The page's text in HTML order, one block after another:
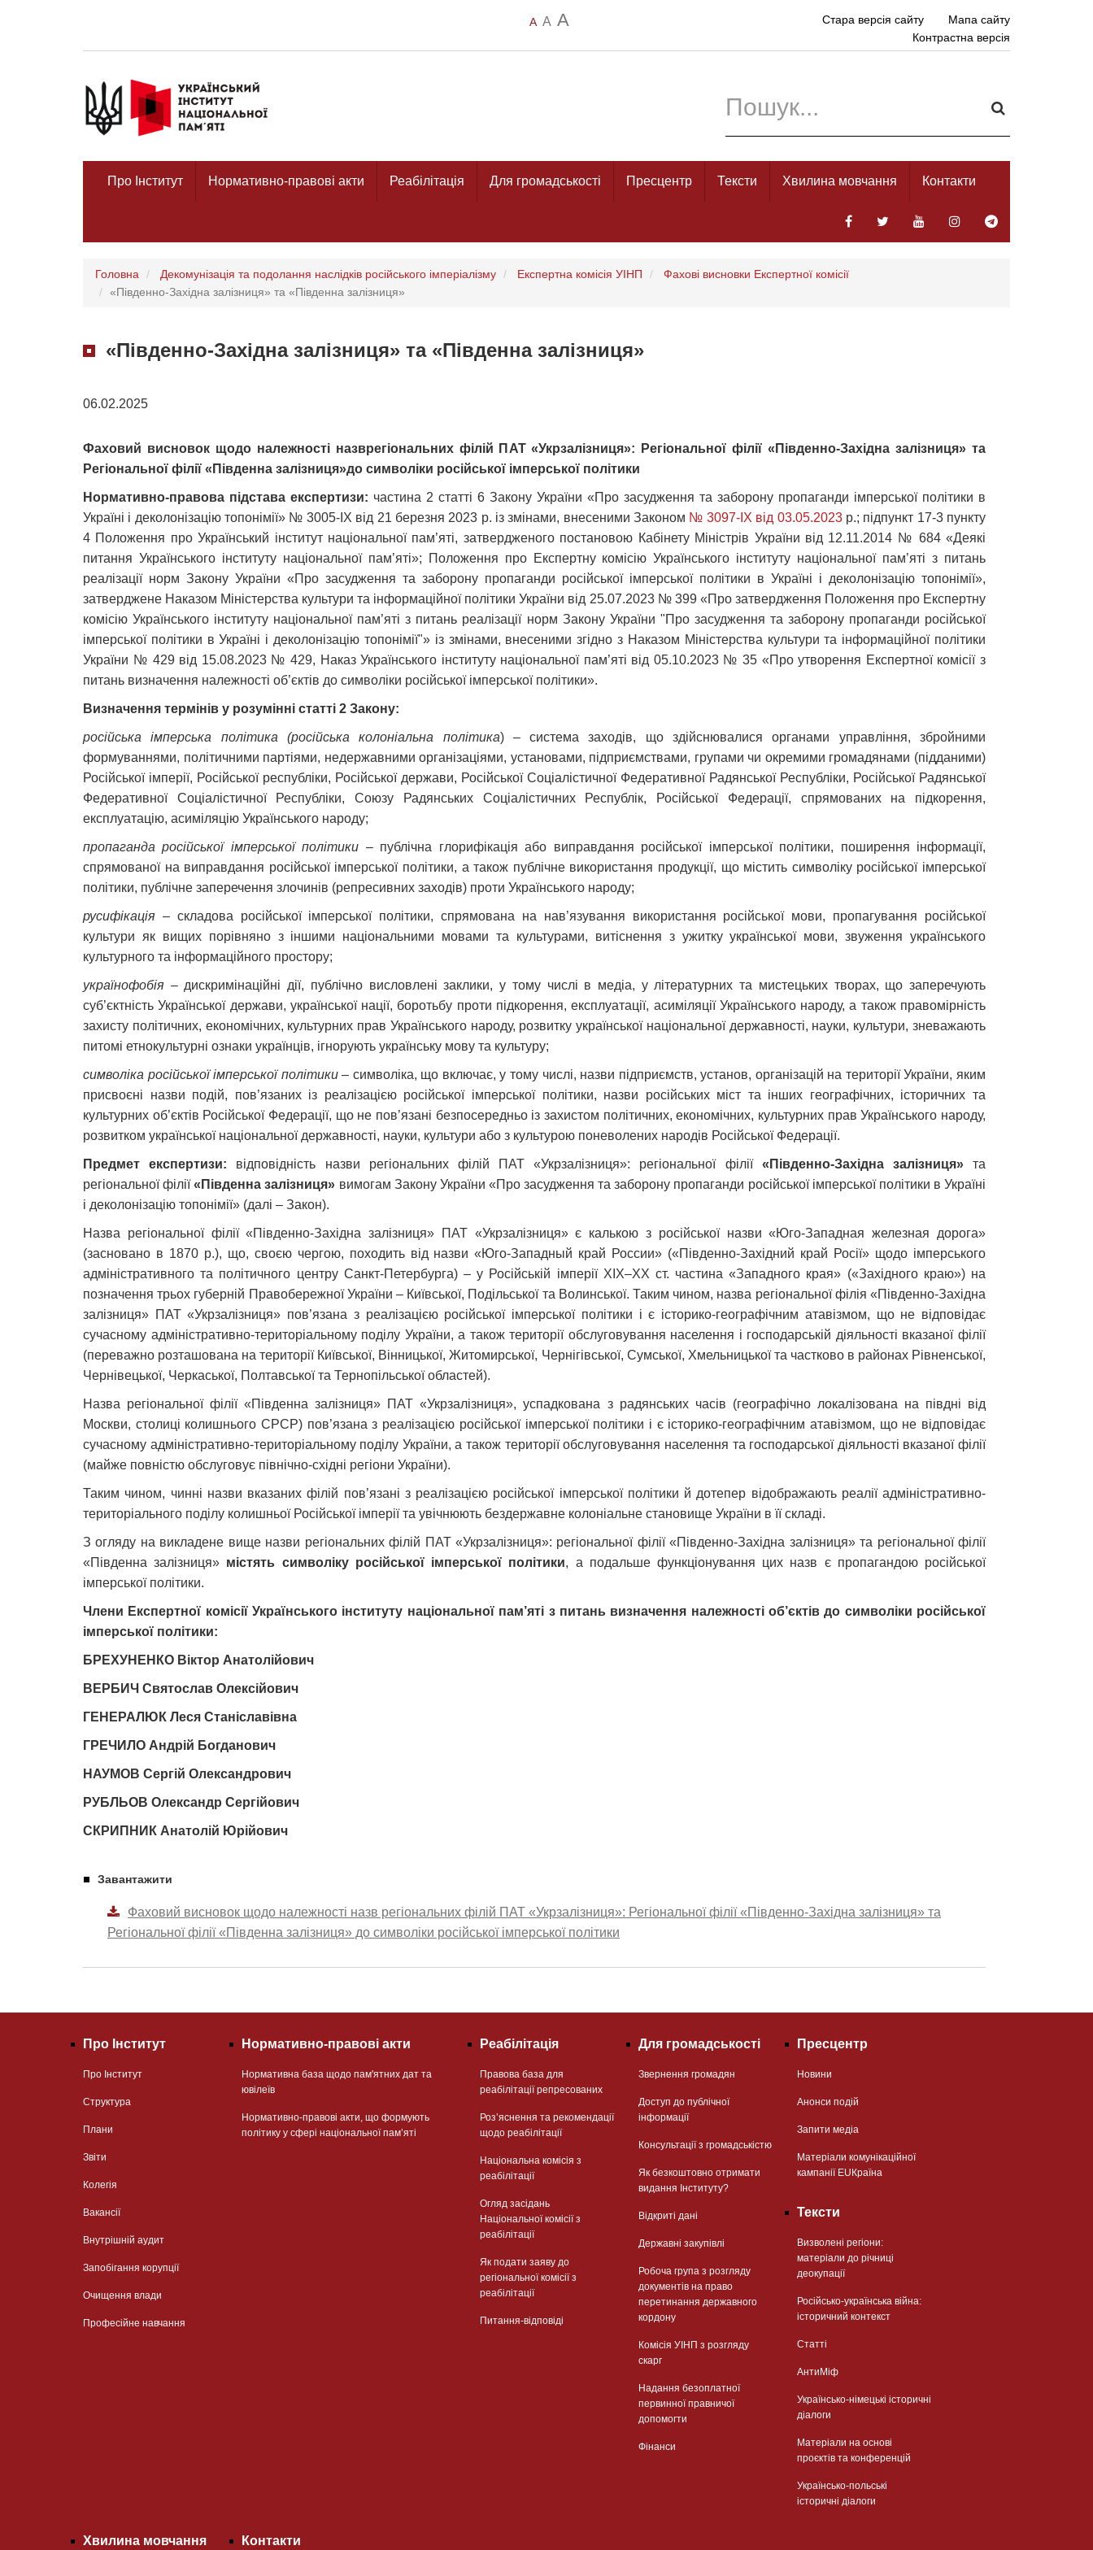
A A A Стара версія сайту
Мапа сайту
Контрастна версія
Про Інститут Нормативно-правові акти Реабілітація Для громадськості Пресцентр Тексти Хвилина мовчання Контакти
Головна Декомунізація та подолання наслідків російського імперіалізму Експертна комісія УІНП
Фахові висновки Експертної комісії
«Південно-Західна залізниця» та «Південна залізниця»
«Південно-Західна залізниця» та «Південна залізниця»
06.02.2025
Фаховий висновок щодо належності назврегіональних філій ПАТ «Укрзалізниця»: Регіональної філії «Південно-Західна залізниця» та
Регіональної філії «Південна залізниця»до символіки російської імперської політики
Нормативно-правова підстава експертизи: частина 2 статті 6 Закону України «Про засудження та заборону пропаганди імперської політики в
Україні і деколонізацію топонімії» № 3005-ІХ від 21 березня 2023 р. із змінами, внесеними Законом № 3097-IX від 03.05.2023р.; підпункт 17-3 пункту
4 Положення про Український інститут національної пам’яті, затвердженого постановою Кабінету Міністрів України від 12.11.2014 № 684 «Деякі
питання Українського інституту національної пам’яті»; Положення про Експертну комісію Українського інституту національної пам’яті з питань
реалізації норм Закону України «Про засудження та заборону пропаганди російської імперської політики в Україні і деколонізацію топонімії»,
затверджене Наказом Міністерства культури та інформаційної політики України від 25.07.2023 № 399 «Про затвердження Положення про Експертну
комісію Українського інституту національної пам’яті з питань реалізації норм Закону України "Про засудження та заборону пропаганди російської
імперської політики в Україні і деколонізацію топонімії"» із змінами, внесеними згідно з Наказом Міністерства культури та інформаційної політики
України № 429 від 15.08.2023 № 429, Наказ Українського інституту національної пам’яті від 05.10.2023 № 35 «Про утворення Експертної комісії з
питань визначення належності об’єктів до символіки російської імперської політики».
Визначення термінів у розумінні статті 2 Закону:
російська імперська політика (російська колоніальна політика) – система заходів, що здійснювалися органами управління, збройними
формуваннями, політичними партіями, недержавними організаціями, установами, підприємствами, групами чи окремими громадянами (підданими)
Російської імперії, Російської республіки, Російської держави, Російської Соціалістичної Федеративної Радянської Республіки, Російської Радянської
Федеративної Соціалістичної Республіки, Союзу Радянських Соціалістичних Республік, Російської Федерації, спрямованих на підкорення,
експлуатацію, асиміляцію Українського народу;
пропаганда російської імперської політики – публічна глорифікація або виправдання російської імперської політики, поширення інформації,
спрямованої на виправдання російської імперської політики, а також публічне використання продукції, що містить символіку російської імперської
політики, публічне заперечення злочинів (репресивних заходів) проти Українського народу;
русифікація – складова російської імперської політики, спрямована на нав’язування використання російської мови, пропагування російської
культури як вищих порівняно з іншими національними мовами та культурами, витіснення з ужитку української мови, звуження українського
культурного та інформаційного простору;
українофобія – дискримінаційні дії, публічно висловлені заклики, у тому числі в медіа, у літературних та мистецьких творах, що заперечують
суб’єктність Української держави, української нації, боротьбу проти підкорення, експлуатації, асиміляції Українського народу, а також правомірність
захисту політичних, економічних, культурних прав Українського народу, розвитку української національної державності, науки, культури, зневажають
питомі етнокультурні ознаки українців, ігнорують українську мову та культуру;
символіка російської імперської політики– символіка, що включає, у тому числі, назви підприємств, установ, організацій на території України, яким
присвоєні назви подій, пов’язаних із реалізацією російської імперської політики, назви російських міст та інших географічних, історичних та
культурних об’єктів Російської Федерації, що не пов’язані безпосередньо із захистом політичних, економічних, культурних прав Українського народу,
розвитком української національної державності, науки, культури або з культурою поневолених народів Російської Федерації.
Предмет експертизи: відповідність назви регіональних філій ПАТ «Укрзалізниця»: регіональної філії «Південно-Західна залізниця»та
регіональної філії«Південна залізниця» вимогам Закону України «Про засудження та заборону пропаганди російської імперської політики в Україні
і деколонізацію топонімії» (далі – Закон).
Назва регіональної філії «Південно-Західна залізниця» ПАТ «Укрзалізниця» є калькою з російської назви «Юго-Западная железная дорога»
(засновано в 1870 р.), що, своєю чергою, походить від назви «Юго-Западный край России» («Південно-Західний край Росії» щодо імперського
адміністративного та політичного центру Санкт-Петербурга) ‒ у Російській імперії XIX‒XX ст. частина «Западного края» («Західного краю») на
позначення трьох губерній Правобережної України ‒ Київської, Подільської та Волинської. Таким чином, назва регіональної філія «Південно-Західна
залізниця» ПАТ «Укрзалізниця» пов’язана з реалізацією російської імперської політики і є історико-географічним атавізмом, що не відповідає
сучасному адміністративно-територіальному поділу України, а також території обслуговування населення і господарській діяльності вказаної філії
(переважно розташована на території Київської, Вінницької, Житомирської, Чернігівської, Сумської, Хмельницької та частково в районах Рівненської,
Чернівецької, Черкаської, Полтавської та Тернопільської областей).
Назва регіональної філії «Південна залізниця» ПАТ «Укрзалізниця», успадкована з радянських часів (географічно локалізована на півдні від
Москви, столиці колишнього СРСР) пов’язана з реалізацією російської імперської політики і є історико-географічним атавізмом, що не відповідає
сучасному адміністративно-територіальному поділу України, а також території обслуговування населення та господарської діяльності вказаної філії
(майже повністю обслуговує північно-східні регіони України).
Таким чином, чинні назви вказаних філій пов’язані з реалізацією російської імперської політики й дотепер відображають реалії адміністративно-
територіального поділу колишньої Російської імперії та увічнюють бездержавне колоніальне становище України в її складі.
З огляду на викладене вище назви регіональних філій ПАТ «Укрзалізниця»: регіональної філії «Південно-Західна залізниця» та регіональної філії
«Південна залізниця» містять символіку російської імперської політики, а подальше функціонування цих назв є пропагандою російської
імперської політики.
Члени Експертної комісії Українського інституту національної пам’яті з питань визначення належності об’єктів до символіки російської
імперської політики:
БРЕХУНЕНКО Віктор Анатолійович
ВЕРБИЧ Святослав Олексійович
ГЕНЕРАЛЮК Леся Станіславівна
ГРЕЧИЛО Андрій Богданович
НАУМОВ Сергій Олександрович
РУБЛЬОВ Олександр Сергійович
СКРИПНИК Анатолій Юрійович
Завантажити
Фаховий висновок щодо належності назв регіональних філій ПАТ «Укрзалізниця»: Регіональної філії «Південно-Західна залізниця» та
Регіональної філії «Південна залізниця» до символіки російської імперської політики
Про Інститут
Про Інститут
Структура
Плани
Звіти
Колегія
Вакансії
Внутрішній аудит
Запобігання корупції
Очищення влади
Професійне навчання
Нормативно-правові акти
Нормативна база щодо пам'ятних дат та
ювілеїв
Нормативно-правові акти, що формують
політику у сфері національної памʼяті
Реабілітація
Правова база для
реабілітації репресованих
Розʼяснення та рекомендації
щодо реабілітації
Національна комісія з
реабілітації
Огляд засідань
Національної комісії з
реабілітації
Як подати заяву до
регіональної комісії з
реабілітації
Питання-відповіді
Для громадськості
Звернення громадян
Доступ до публічної
інформації
Консультації з громадськістю
Як безкоштовно отримати
видання Інституту?
Відкриті дані
Державні закупівлі
Робоча група з розгляду
документів на право
перетинання державного
кордону
Комісія УІНП з розгляду
скарг
Надання безоплатної
первинної правничої
допомогти
Фінанси
Пресцентр
Новини
Анонси подій
Запити медіа
Матеріали комунікаційної
кампанії EUКраїна
Тексти
Визволені регіони:
матеріали до річниці
деокупації
Російсько-українська війна:
історичний контекст
Статті
АнтиМіф
Українсько-німецькі історичні
діалоги
Матеріали на основі
проєктів та конференцій
Українсько-польські
історичні діалоги
Хвилина мовчання Контакти